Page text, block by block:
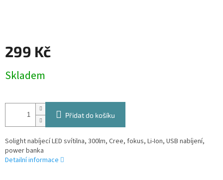
299 Kč
cena:
Skladem
Přidat do košíku
Solight nabíjecí LED svítilna, 300lm, Cree, fokus, Li-Ion, USB nabíjení,
power banka
Detailní informace